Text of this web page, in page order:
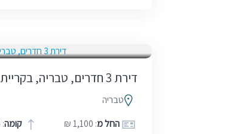
דירת 3 חדרים, טבריה, בקריית צאנז
טבריה
החל מ: 1,100 ₪ קומה: 6